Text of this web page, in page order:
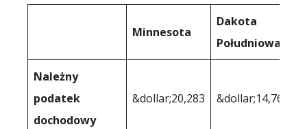
Minnesota
Dakota
Południowa
Należny
podatek
dochodowy
&dollar;20,283 &dollar;14,768